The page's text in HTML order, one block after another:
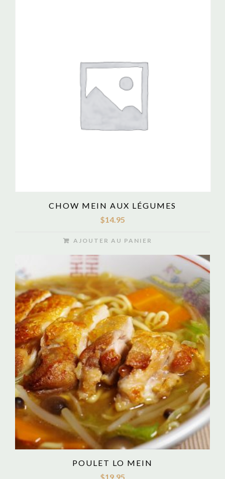
CHOW MEIN AUX LÉGUMES
$14.95
AJOUTER AU PANIER
POULET LO MEIN
$19.95